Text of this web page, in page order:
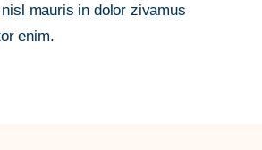
mauris in dolor zivamus
enim.